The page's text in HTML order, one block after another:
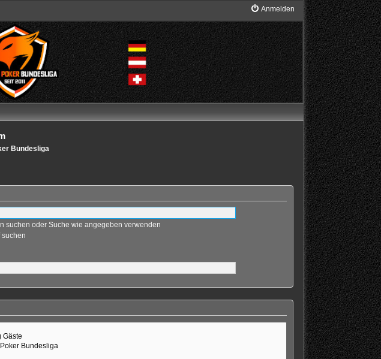
Anmelden
Bundesliga
suchen oder Suche wie angegeben verwenden
suchen